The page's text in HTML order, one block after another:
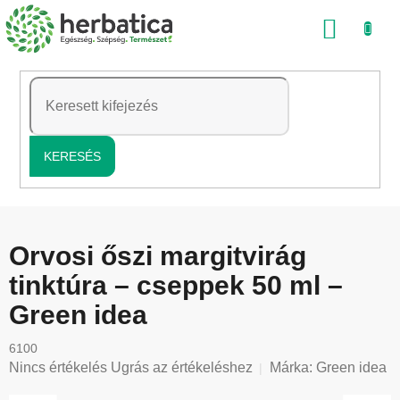
Ugrás
a
tartalomhoz
KERESÉS
Orvosi őszi margitvirág
tinktúra – cseppek 50 ml –
Green idea
6100
A
Nincs értékelés Ugrás az értékeléshez Márka: Green idea